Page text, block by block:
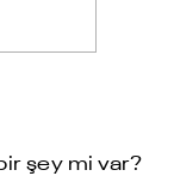
şey mi var?